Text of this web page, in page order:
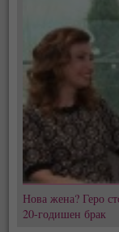
Нова жена? Геро
20-годишен брак